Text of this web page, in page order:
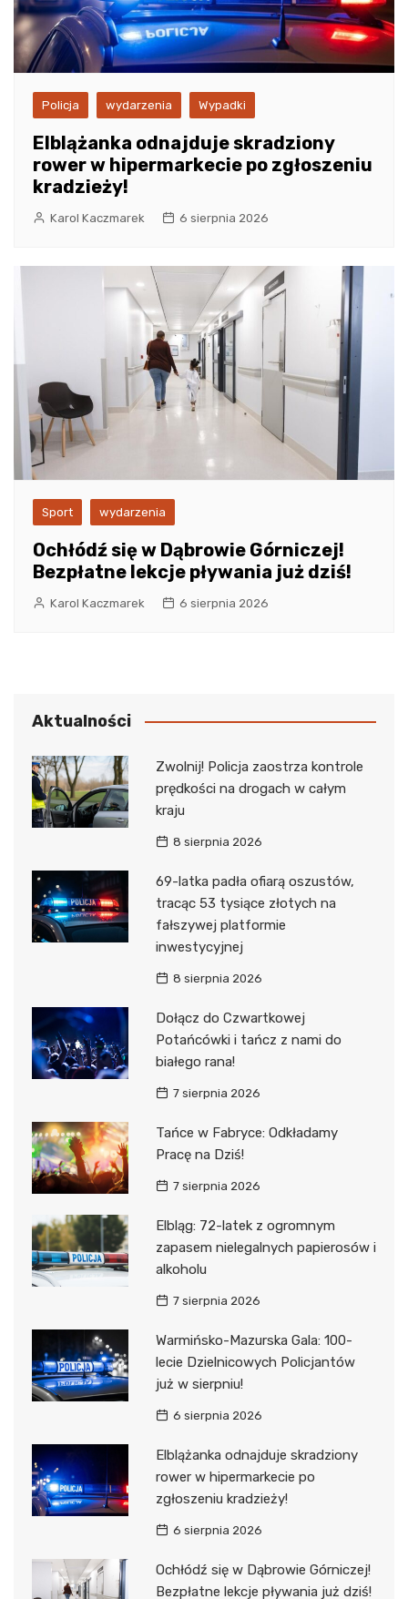
Policja wydarzenia Wypadki
Elblążanka odnajduje skradziony
rower w hipermarkecie po zgłoszeniu
kradzieży!
Karol Kaczmarek 6 sierpnia 2026
Sport wydarzenia
Ochłódź się w Dąbrowie Górniczej!
Bezpłatne lekcje pływania już dziś!
Karol Kaczmarek 6 sierpnia 2026
Aktualności
Zwolnij! Policja zaostrza kontrole
prędkości na drogach w całym
kraju
8 sierpnia 2026
69-latka padła ofiarą oszustów,
tracąc 53 tysiące złotych na
fałszywej platformie
inwestycyjnej
8 sierpnia 2026
Dołącz do Czwartkowej
Potańcówki i tańcz z nami do
białego rana!
7 sierpnia 2026
Tańce w Fabryce: Odkładamy
Pracę na Dziś!
7 sierpnia 2026
Elbląg: 72-latek z ogromnym
zapasem nielegalnych papierosów i
alkoholu
7 sierpnia 2026
Warmińsko-Mazurska Gala: 100-
lecie Dzielnicowych Policjantów
już w sierpniu!
6 sierpnia 2026
Elblążanka odnajduje skradziony
rower w hipermarkecie po
zgłoszeniu kradzieży!
6 sierpnia 2026
Ochłódź się w Dąbrowie Górniczej!
Bezpłatne lekcje pływania już dziś!